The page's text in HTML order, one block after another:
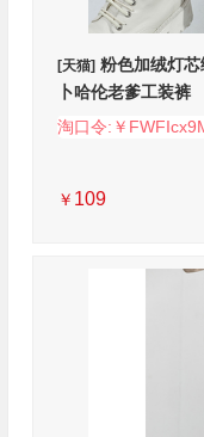
[天猫]粉色加绒灯芯
卜哈伦老爹工装裤
淘口令:￥
￥ 109